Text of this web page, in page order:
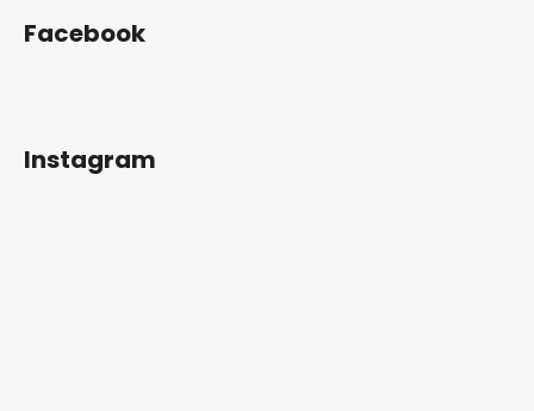
Facebook
Instagram